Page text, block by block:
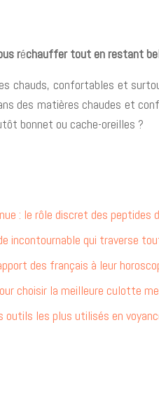
réchauffer tout en restant
chauds, confortables et
des matières chaudes et
bonnet ou cache-oreilles ?
: le rôle discret des peptides
incontournable qui traverse
des français à leur
choisir la meilleure culotte
outils les plus utilisés en